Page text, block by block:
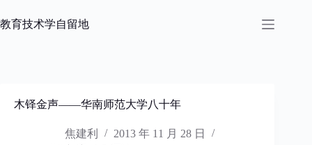
过
教育技术学自留地
木铎金声——华南师范大学八十年
焦建利
2013 年 11 月 28 日